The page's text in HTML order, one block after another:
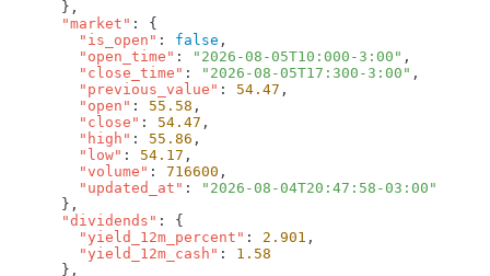
      "market"
        "is_open"
: false
        "open_time"
: "2026-08-05T10:000-3:00"
        "close_time"
: "2026-08-05T17:300-3:00"
        "previous_value"
: 54.47
        "open"
: 55.58
        "close"
: 54.47
        "high"
: 55.86
        "low"
: 54.17
        "volume"
: 716600
        "updated_at"
:
      "dividends"
        "yield_12m_percent"
: 2.901
        "yield_12m_cash"
: